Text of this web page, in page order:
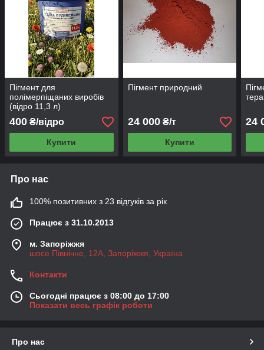
Пігмент для
полімерпіщаних виробів
(відро 11,3 л)
400 ₴/відро
Купити
Пігмент природний
24 000₴/т
Купити
24
Про нас
100% позитивних з 23 відгуків за рік
Працює з 31.10.2013
м. Запоріжжя
шосе Північне, 12А, Запоріжжя, Україна
Контакти
Сьогодні працює з 08:00 до 17:00
Показати весь графік роботи
Про нас